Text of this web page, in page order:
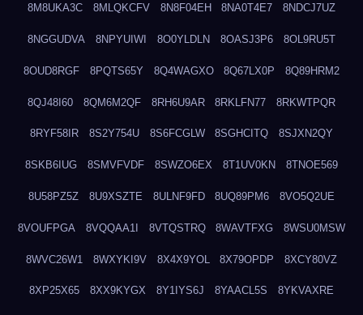
8M8UKA3C 8MLQKCFV 8N8F04EH 8NA0T4E7 8NDCJ7UZ
8NGGUDVA 8NPYUIWI 8O0YLDLN 8OASJ3P6 8OL9RU5T
8OUD8RGF 8PQTS65Y 8Q4WAGXO 8Q67LX0P 8Q89HRM2
8QJ48I60 8QM6M2QF 8RH6U9AR 8RKLFN77 8RKWTPQR
8RYF58IR 8S2Y754U 8S6FCGLW 8SGHCITQ 8SJXN2QY
8SKB6IUG 8SMVFVDF 8SWZO6EX 8T1UV0KN 8TNOE569
8U58PZ5Z 8U9XSZTE 8ULNF9FD 8UQ89PM6 8VO5Q2UE
8VOUFPGA 8VQQAA1I 8VTQSTRQ 8WAVTFXG 8WSU0MSW
8WVC26W1 8WXYKI9V 8X4X9YOL 8X79OPDP 8XCY80VZ
8XP25X65 8XX9KYGX 8Y1IYS6J 8YAACL5S 8YKVAXRE